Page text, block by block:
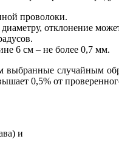
проволоки.
отклонение
6 см – не более 0,7 мм.
выбранные случайным
0,5% от
и